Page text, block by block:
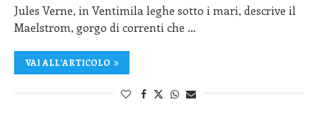
Jules Verne, in Ventimila leghe sotto i mari, descrive il
Maelstrom, gorgo di correnti che …
VAI ALL'ARTICOLO